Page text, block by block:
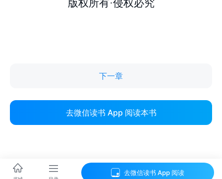
下一章
去微信读书 App 阅读本书
去微信读书 App 阅读